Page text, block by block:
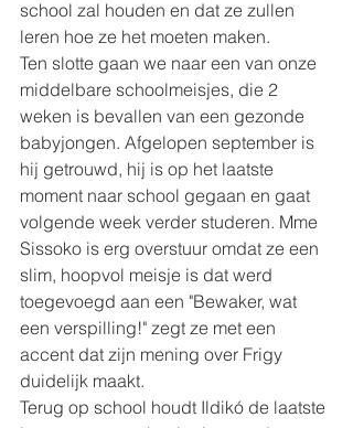
school zal houden en dat ze zullen
leren hoe ze het moeten maken.
Ten slotte gaan we naar een van onze
middelbare schoolmeisjes, die 2
weken is bevallen van een gezonde
babyjongen. Afgelopen september is
hij getrouwd, hij is op het laatste
moment naar school gegaan en gaat
volgende week verder studeren. Mme
Sissoko is erg overstuur omdat ze een
slim, hoopvol meisje is dat werd
toegevoegd aan een "Bewaker, wat
een verspilling!" zegt ze met een
accent dat zijn mening over Frigy
duidelijk maakt.
Terug op school houdt Ildikó de laatste